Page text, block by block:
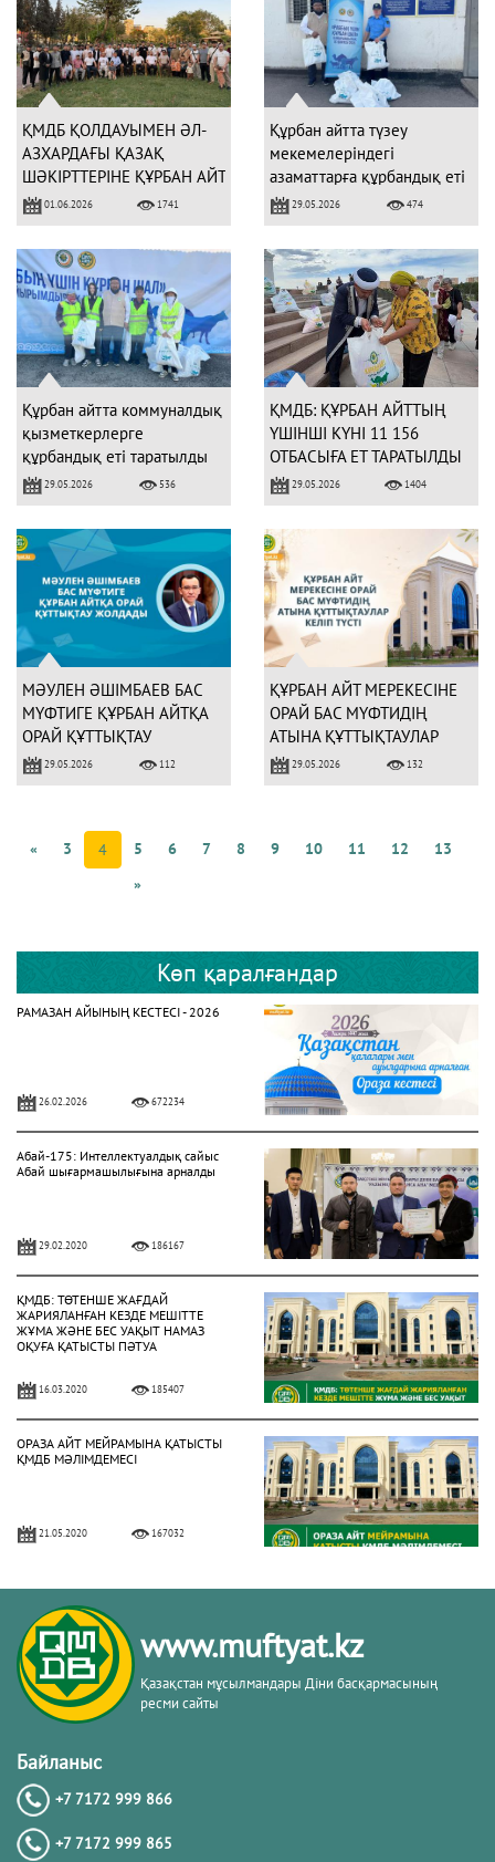
ҚМДБ ҚОЛДАУЫМЕН ӘЛ-
АЗХАРДАҒЫ ҚАЗАҚ
ШӘКІРТТЕРІНЕ ҚҰРБАН АЙТ
МЕРЕКЕСІ
ҰЙЫМДАСТЫРЫЛДЫ
01.06.2026 1741
Құрбан айтта түзеу
мекемелеріндегі
азаматтарға құрбандық еті
таратылды
29.05.2026 474
Құрбан айтта коммуналдық
қызметкерлерге
құрбандық еті таратылды
29.05.2026 536
ҚМДБ: ҚҰРБАН АЙТТЫҢ
ҮШІНШІ КҮНІ 11 156
ОТБАСЫҒА ЕТ ТАРАТЫЛДЫ
(29.05.2026)
29.05.2026 1404
МӘУЛЕН ӘШІМБАЕВ БАС
МҮФТИГЕ ҚҰРБАН АЙТҚА
ОРАЙ ҚҰТТЫҚТАУ
ЖОЛДАДЫ
29.05.2026 112
ҚҰРБАН АЙТ МЕРЕКЕСІНЕ
ОРАЙ БАС МҮФТИДІҢ
АТЫНА ҚҰТТЫҚТАУЛАР
КЕЛІП ТҮСТІ
29.05.2026 132
« 3 4 5 6 7 8 9 10 11 12
13
»
Көп қаралғандар
РАМАЗАН АЙЫНЫҢ КЕСТЕСІ - 2026
26.02.2026 672234
Абай-175: Интеллектуалдық сайыс
Абай шығармашылығына арналды
29.02.2020 186167
ҚМДБ: ТӨТЕНШЕ ЖАҒДАЙ
ЖАРИЯЛАНҒАН КЕЗДЕ МЕШІТТЕ
ЖҰМА ЖӘНЕ БЕС УАҚЫТ НАМАЗ
ОҚУҒА ҚАТЫСТЫ ПӘТУА
16.03.2020 185407
ОРАЗА АЙТ МЕЙРАМЫНА ҚАТЫСТЫ
ҚМДБ МӘЛІМДЕМЕСІ
21.05.2020 167032
БИЫЛ РАМАЗАН АЙЫ 13 СӘУІРДЕ
БАСТАЛАДЫ (ФОТО)
02.04.2021
БЕРІЛДІ (ФОТО)
02.05.2021
www.muftyat.kz
Қазақстан мұсылмандары Діни басқармасының
ресми сайты
Байланыс
+7 7172 999 866
+7 7172 999 865